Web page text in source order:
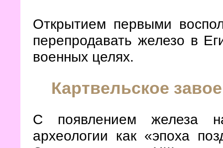
Открытием первыми
перепродавать железо в
военных целях.
Картвельское
С появлением железа
археологии как «эпоха